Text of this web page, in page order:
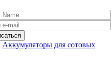
Аккумуляторы для сотовых